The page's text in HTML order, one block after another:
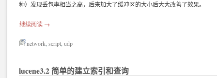
种）发现丢包率相当之高，后来加大了缓冲区的大小后大大改善了效果。
继续阅读 →
network script udp
lucene3.2 简单的建立索引和查询